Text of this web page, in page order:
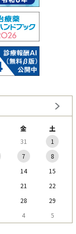
金 土
31
1
7
8
14
15
21
22
28
29
4 5